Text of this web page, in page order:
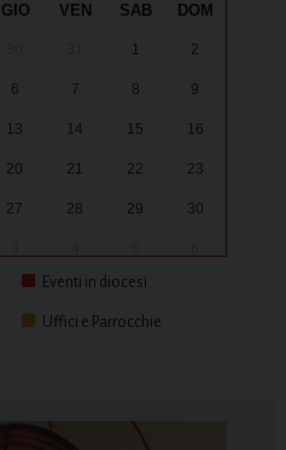
GIO VEN SAB DOM
1 2
6 7 8 9
13 14 15 16
20 21 22 23
27 28 29 30
Eventi in diocesi
Uffici e Parrocchie